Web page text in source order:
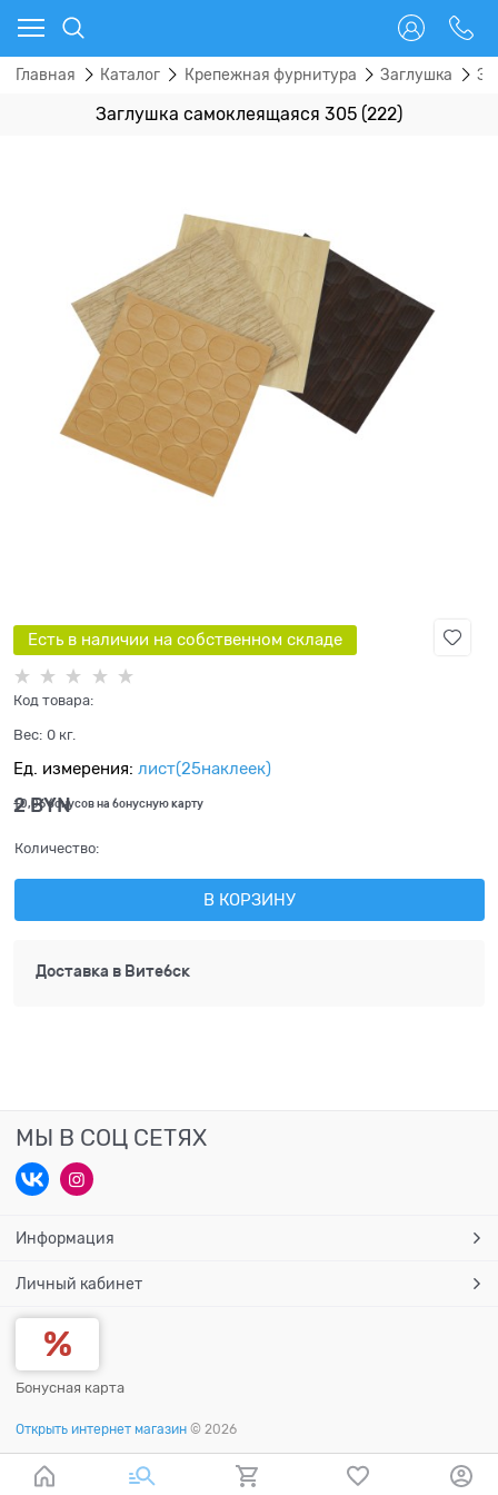
Главная Каталог Крепежная фурнитура Заглушка
Заглушка самоклеящаяся 305 (222)
Есть в наличии на собственном складе
Код товара:
Вес: 0 кг.
Ед. измерения: лист(25наклеек)
2 BYN
+0,06 бонусов на бонусную карту
Количество:
В КОРЗИНУ
Доставка в Витебск
МЫ В СОЦ СЕТЯХ
Информация
Личный кабинет
Бонусная карта
Открыть интернет магазин © 2026